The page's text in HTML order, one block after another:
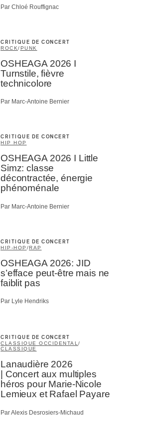
Par Chloé Rouffignac
CRITIQUE DE CONCERT
ROCK/PUNK
OSHEAGA 2026 I
Turnstile, fièvre
technicolore
Par Marc-Antoine Bernier
CRITIQUE DE CONCERT
HIP HOP
OSHEAGA 2026 I Little
Simz: classe
décontractée, énergie
phénoménale
Par Marc-Antoine Bernier
CRITIQUE DE CONCERT
HIP-HOP /RAP
OSHEAGA 2026: JID
s’efface peut-être mais ne
faiblit pas
Par Lyle Hendriks
CRITIQUE DE CONCERT
CLASSIQUE OCCIDENTAL /
CLASSIQUE
Lanaudière 2026
| Concert aux multiples
héros pour Marie-Nicole
Lemieux et Rafael Payare
Par Alexis Desrosiers-Michaud